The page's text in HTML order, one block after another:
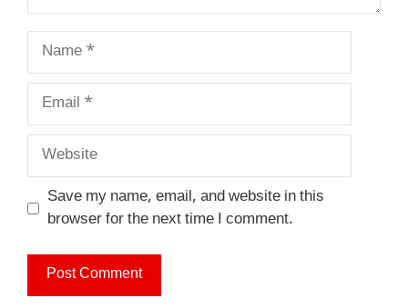
Name
Email
Website
Save my name, email, and website in this
browser for the next time I comment.